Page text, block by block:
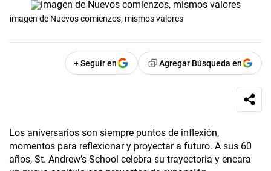
imagen de Nuevos comienzos, mismos valores
+ Seguir en Agregar Búsqueda en
Los aniversarios son siempre puntos de inflexión,
momentos para reflexionar y proyectar a futuro. A sus 60
años, St. Andrew’s School celebra su trayectoria y encara